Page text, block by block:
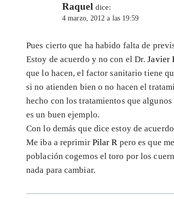
Raquel dice:
4 marzo, 2012 a las 19:59
Pues cierto que ha habido falta de
Estoy de acuerdo y no con el Dr.Javier
que lo hacen, el factor sanitario tiene
si no atienden bien o no hacen el
hecho con los tratamientos que
es un buen ejemplo.
Con lo demás que dice estoy de
Me iba a reprimir Pilar R pero es que
población cogemos el toro por los
nada para cambiar.